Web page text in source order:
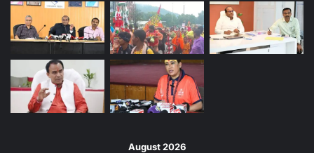
August 2026